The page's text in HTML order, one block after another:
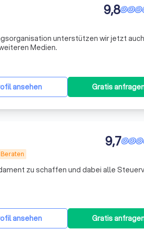
9,8
unterstützen wir jetzt
Medien.
ansehen Gratis
9,7
zu schaffen und dabei alle
ansehen Gratis